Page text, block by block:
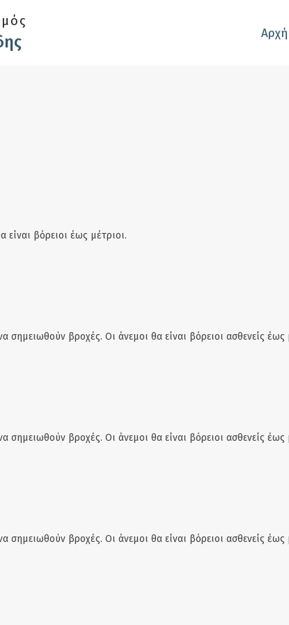
Αρχή
είναι βόρειοι έως μέτριοι.
σημειωθούν βροχές. Οι άνεμοι θα είναι βόρειοι ασθενείς έως
σημειωθούν βροχές. Οι άνεμοι θα είναι βόρειοι ασθενείς έως
σημειωθούν βροχές. Οι άνεμοι θα είναι βόρειοι ασθενείς έως